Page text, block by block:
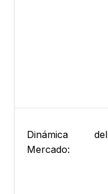
Dinámica del
Mercado: